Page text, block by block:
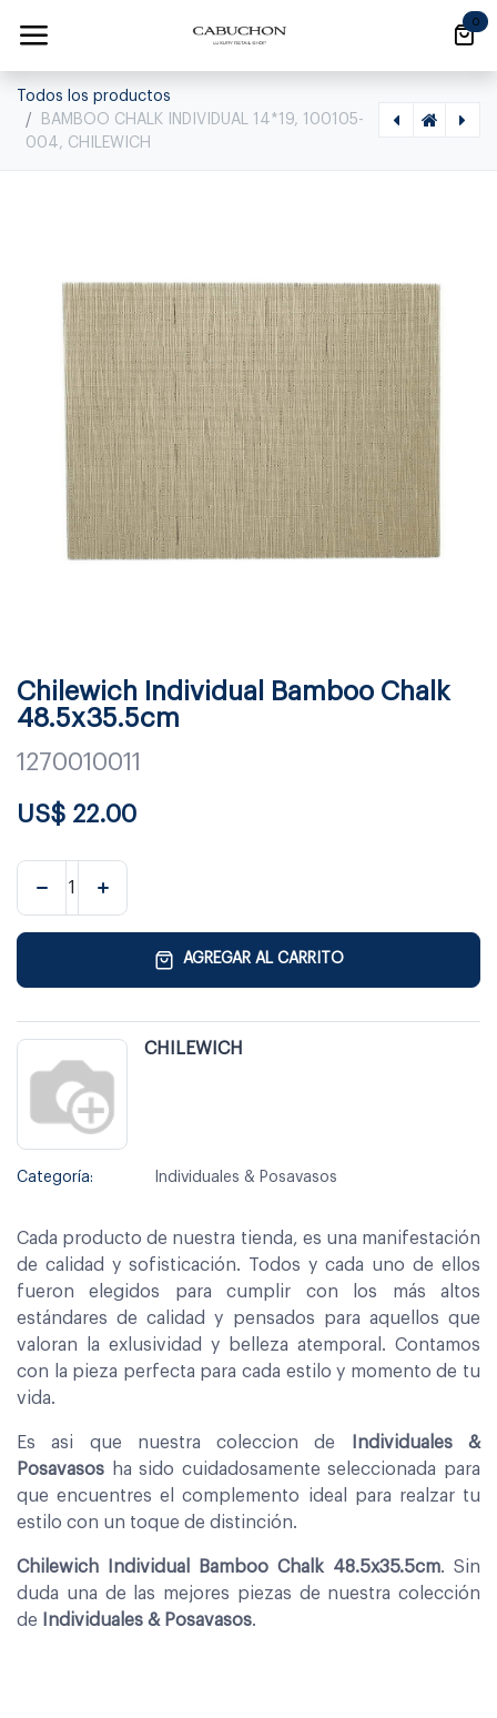
0
Todos los productos
BAMBOO CHALK INDIVIDUAL 14*19, 100105-
004, CHILEWICH
Chilewich Individual Bamboo Chalk
48.5x35.5cm
1270010011
US$ 22.00
AGREGAR AL CARRITO
CHILEWICH
Categoría: Individuales & Posavasos
Cada producto de nuestra tienda, es una manifestación
de calidad y sofisticación. Todos y cada uno de ellos
fueron elegidos para cumplir con los más altos
estándares de calidad y pensados para aquellos que
valoran la exlusividad y belleza atemporal. Contamos
con la pieza perfecta para cada estilo y momento de tu
vida.
Es asi que nuestra coleccion de
Individuales &
Posavasos ha sido cuidadosamente seleccionada para
que encuentres el complemento ideal para realzar tu
estilo con un toque de distinción.
Chilewich Individual Bamboo Chalk 48.5x35.5cm. Sin
duda una de las mejores piezas de nuestra colección
de
Individuales & Posavasos.